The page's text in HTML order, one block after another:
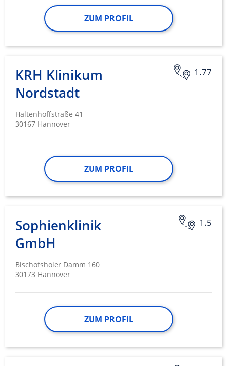
ZUM PROFIL
1.77
KRH Klinikum
Nordstadt
Haltenhoffstraße 41
30167 Hannover
ZUM PROFIL
1.5
Sophienklinik
GmbH
Bischofsholer Damm 160
30173 Hannover
ZUM PROFIL